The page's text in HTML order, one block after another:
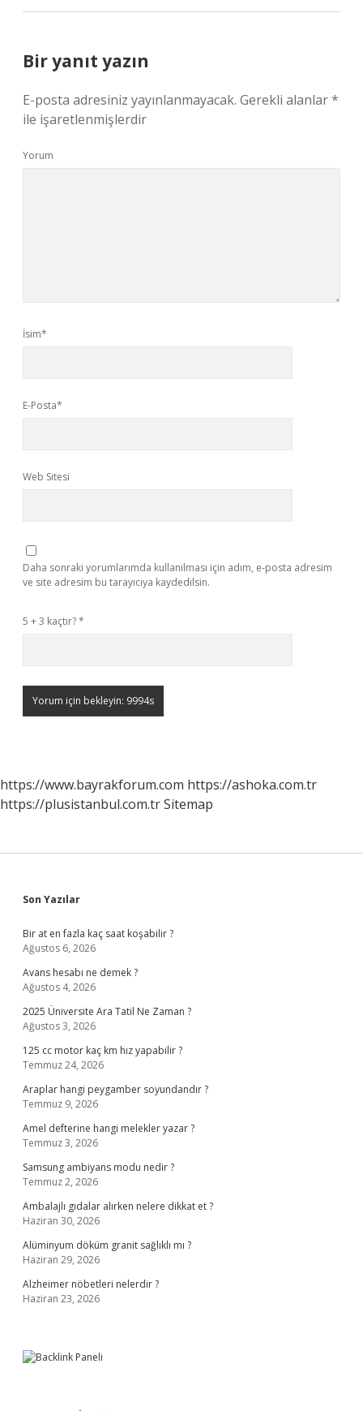
Bir yanıt yazın
E-posta adresiniz yayınlanmayacak. Gerekli alanlar*
ile işaretlenmişlerdir
Yorum
İsim*
E-Posta*
Web Sitesi
Daha sonraki yorumlarımda kullanılması için adım, e-posta adresim
ve site adresim bu tarayıcıya kaydedilsin.
5 + 3 kaçtır?*
https://www.bayrakforum.com https://ashoka.com.tr
https://plusistanbul.com.trSitemap
Sidebar
Son Yazılar
Bir at en fazla kaç saat koşabilir ?
Ağustos 6, 2026
Avans hesabı ne demek ?
Ağustos 4, 2026
2025 Üniversite Ara Tatil Ne Zaman ?
Ağustos 3, 2026
125 cc motor kaç km hız yapabilir ?
Temmuz 24, 2026
Araplar hangi peygamber soyundandır ?
Temmuz 9, 2026
Amel defterine hangi melekler yazar ?
Temmuz 3, 2026
Samsung ambiyans modu nedir ?
Temmuz 2, 2026
Ambalajlı gıdalar alırken nelere dikkat et ?
Haziran 30, 2026
Alüminyum döküm granit sağlıklı mı ?
Haziran 29, 2026
Alzheimer nöbetleri nelerdir ?
Haziran 23, 2026